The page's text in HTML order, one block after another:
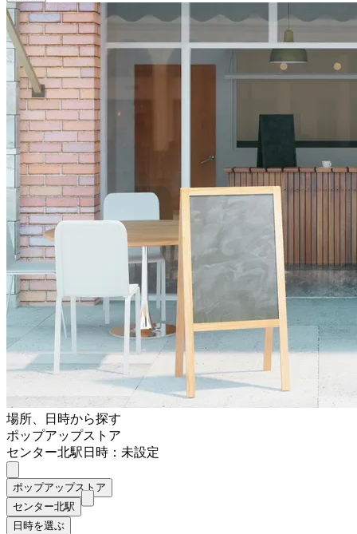
場所、日時から探す
ポップアップストア
センター北駅日時：未設定
ポップアップストア
センター北駅
日時を選ぶ